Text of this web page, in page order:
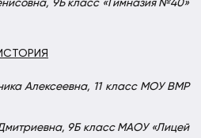
9Б класс «Гимназия №40»
Алексеевна, 11 класс МОУ ВМР
9Б класс МАОУ «Лицей